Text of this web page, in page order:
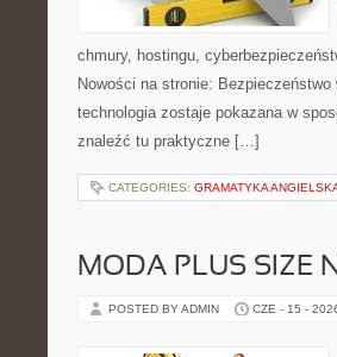
chmury, hostingu,
Nowości na stronie:
technologia zostaje pokazana w
znaleźć tu praktyczne […]
CATEGORIES: GRAMATYKA
MODA PLUS SIZE
POSTED BY ADMIN CZE - 15 -